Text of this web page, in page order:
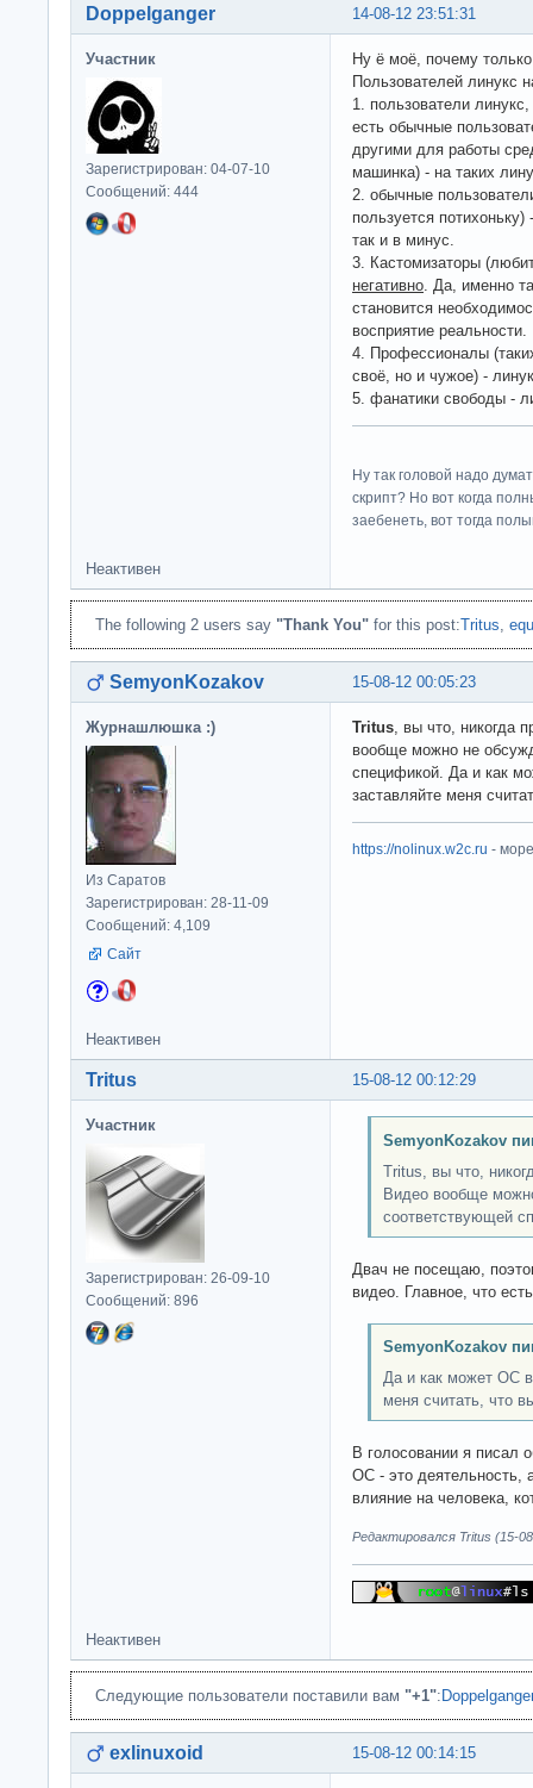
14-08-12 23:51:31
Doppelganger
Участник
Зарегистрирован: 04-07-10
Сообщений: 444
Ну ё моё, почему
Пользователей линукс
1. пользователи
есть обычные
другими для работы
машинка) - на таких
2. обычные
пользуется
так и в минус.
3. Кастомизаторы
негативно . Да, именно
становится
восприятие реальности.
4. Профессионалы
своё, но и чужое) -
5. фанатики свободы -
Ну так головой надо
скрипт? Но вот когда
заебенеть, вот тогда
Неактивен
The following 2 users say "Thank You" for this post:Tritus
15-08-12 00:05:23
SemyonKozakov
Журнашлюшка :)
Из Саратов
Зарегистрирован: 28-11-09
Сообщений: 4,109
Сайт
Tritus , вы что,
вообще можно не
спецификой. Да и как
заставляйте меня
https://nolinux.w2c.ru -
Неактивен
15-08-12 00:12:29
Tritus
Участник
Зарегистрирован: 26-09-10
Сообщений: 896
SemyonKozakov
Tritus, вы что,
Видео вообще
соответствующей
Двач не посещаю,
видео. Главное, что
SemyonKozakov
Да и как может ОС
меня считать, что
В голосовании я писал
OC - это деятельность,
влияние на человека,
Редактировался Tritus (15-
Неактивен
Следующие пользователи поставили вам "+1":
15-08-12 00:14:15
exlinuxoid